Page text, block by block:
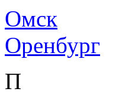
Омск
Оренбург
П